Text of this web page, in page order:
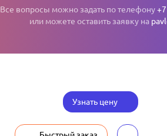
Все вопросы можно задать по телефону
или можете оставить заявку на
Узнать цену